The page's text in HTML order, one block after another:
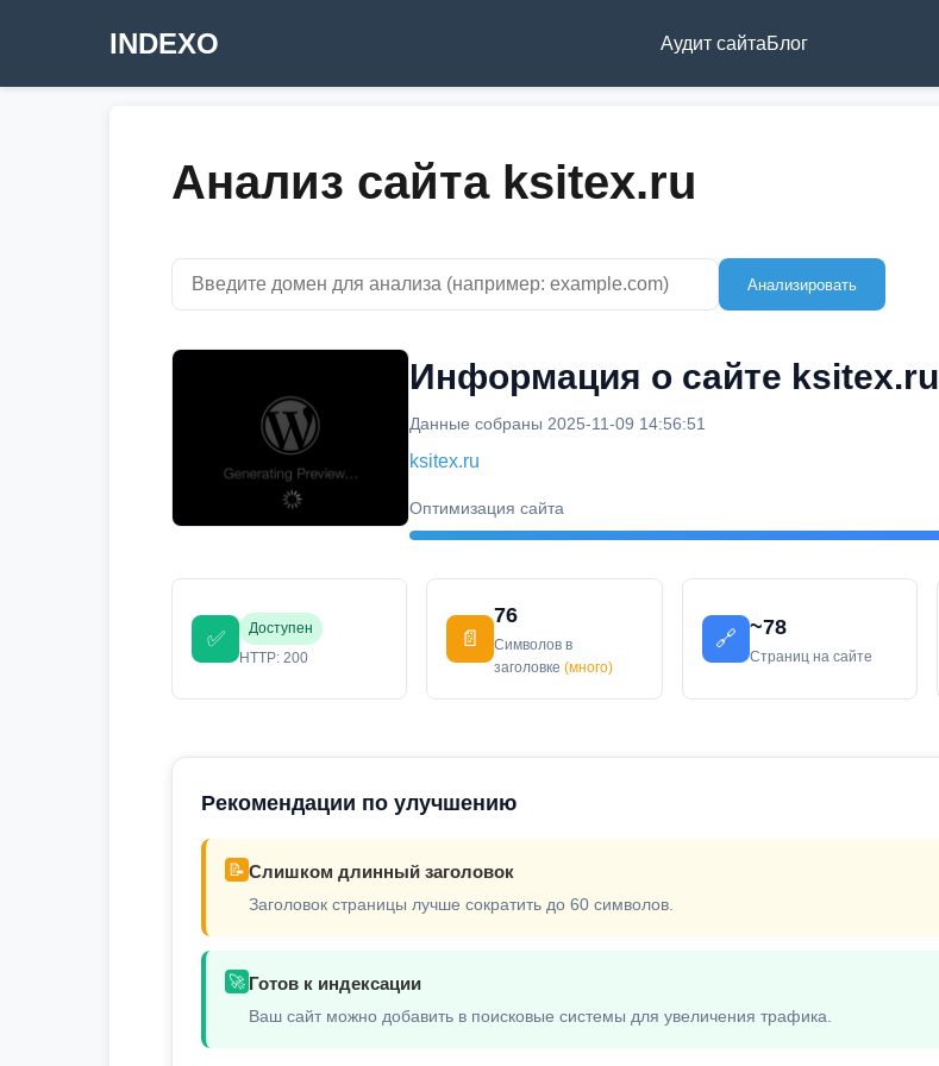
INDEXO Аудит сайтаБлог
Анализ сайта ksitex.ru
Анализировать
Информация о сайте ksitex.ru
Данные собраны 2025-11-09 14:56:51
ksitex.ru
Оптимизация сайта
✅
Доступен
HTTP: 200
📄
76
Символов в
заголовке(много)
🔗
~78
Страниц на сайте
Рекомендации по улучшению
📝 Слишком длинный заголовок
Заголовок страницы лучше сократить до 60 символов.
🚀 Готов к индексации
Ваш сайт можно добавить в поисковые системы для увеличения трафика.